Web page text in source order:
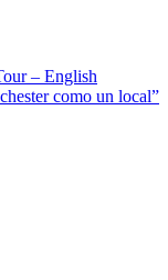
– English
como un local”